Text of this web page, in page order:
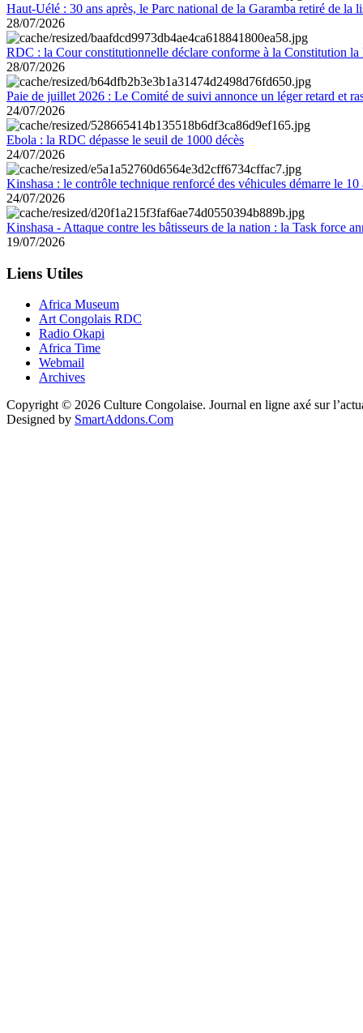
Haut-Uélé : 30 ans après, le Parc national de la Garamba retiré de la
28/07/2026
RDC : la Cour constitutionnelle déclare conforme à la Constitution la
28/07/2026
Paie de juillet 2026 : Le Comité de suivi annonce un léger retard et
24/07/2026
Ebola : la RDC dépasse le seuil de 1000 décès
24/07/2026
Kinshasa : le contrôle technique renforcé des véhicules démarre le 10
24/07/2026
Kinshasa - Attaque contre les bâtisseurs de la nation : la Task force
19/07/2026
Liens Utiles
Africa Museum
Art Congolais RDC
Radio Okapi
Africa Time
Webmail
Archives
Copyright © 2026 Culture Congolaise. Journal en ligne axé sur
Designed by SmartAddons.Com